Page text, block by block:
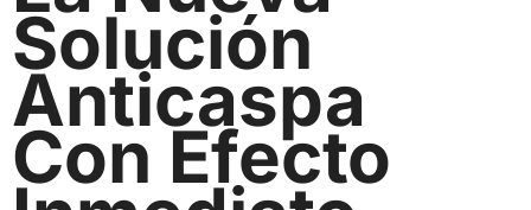
Solución
Anticaspa
Con Efecto